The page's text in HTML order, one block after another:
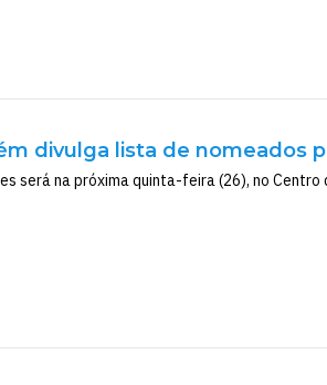
divulga lista de nomeados
será na próxima quinta-feira (26), no Centro